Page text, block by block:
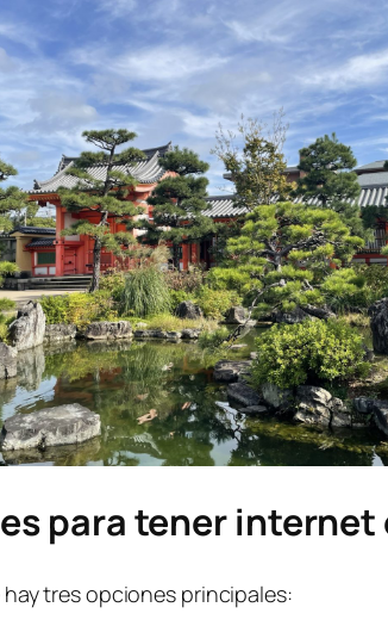
para tener internet
tres opciones principales: